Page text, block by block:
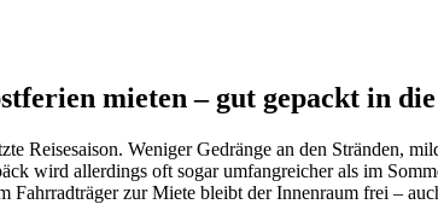
mieten – gut gepackt in die
Reisesaison. Weniger Gedränge an den Stränden,
wird allerdings oft sogar umfangreicher als im
Fahrradträger zur Miete bleibt der Innenraum frei –